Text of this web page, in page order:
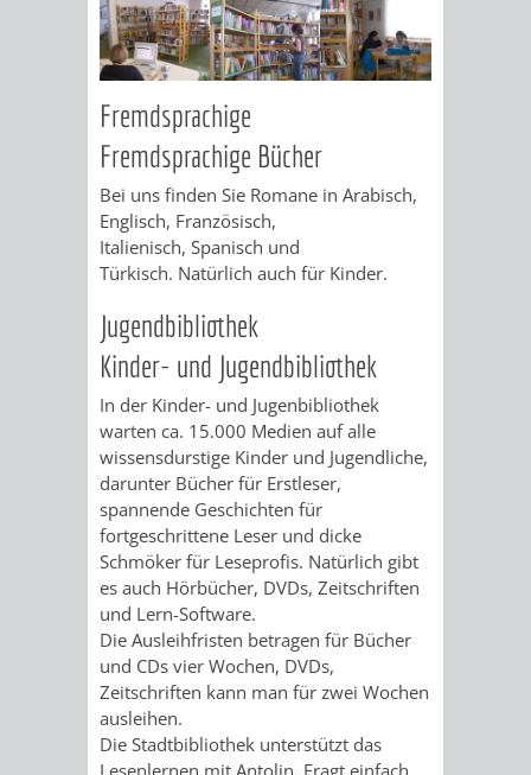
KINDERTAGESPFLEGE
KINDERKRIPPEN
KINDERTAGESSTÄTTEN
PROJEKT
"KINDER
SCHÜTZEN
-
KINDER
STÄRKEN"
VORMERKVERFAHREN
FÜR
DIE
PLATZVERGABE
VON
WEINHEIMER
KINDERTAGESSTÄTTEN
FERIENANGEBOTE
TIPPS
&
TREFFS
SCHULARTEN
SCHULVERWALTUNG
SCHULFERIEN
SCHÜLERBEFÖRDERUNG
HORTE
/
GRUNDSCHULBETREUUNG
/
FERIENBETREUUNG
SCHULSOZIALARBEIT
INKLUSION
STADTBIBLIOTHEK
A
BIS
Z
AUSLEIHE
MEDIENANGEBOTE
ONLINE-
KATALOG
„WOINEM
WINDECKPLATZ
IN
ORTSTEILEN
FÊTE
Fremdsprachige
Fremdsprachige Bücher
Bei uns finden Sie Romane in Arabisch,
Englisch, Französisch,
Italienisch, Spanisch und
Türkisch. Natürlich auch für Kinder.
Jugendbibliothek
Kinder- und Jugendbibliothek
In der Kinder- und Jugenbibliothek
warten ca. 15.000 Medien auf alle
wissensdurstige Kinder und Jugendliche,
darunter Bücher für Erstleser,
spannende Geschichten für
fortgeschrittene Leser und dicke
Schmöker für Leseprofis. Natürlich gibt
es auch Hörbücher, DVDs, Zeitschriften
und Lern-Software.
Die Ausleihfristen betragen für Bücher
und CDs vier Wochen, DVDs,
Zeitschriften kann man für zwei Wochen
ausleihen.
Die Stadtbibliothek unterstützt das
Lesenlernen mit Antolin. Fragt einfach